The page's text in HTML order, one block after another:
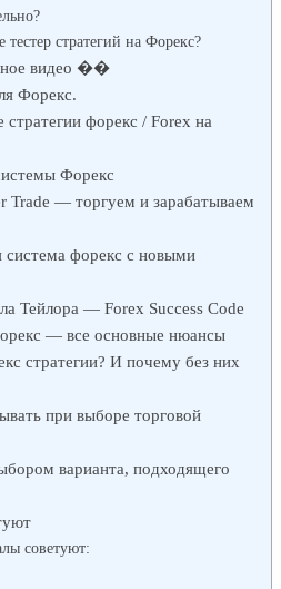
тестер стратегий на Форекс?
видео ��
Форекс.
форекс / Forex на
Форекс
Trade — торгуем и зарабатываем
форекс с новыми
Тейлора — Forex Success Code
— все основные нюансы
стратегии? И почему без них
при выборе торговой
варианта, подходящего
советуют: